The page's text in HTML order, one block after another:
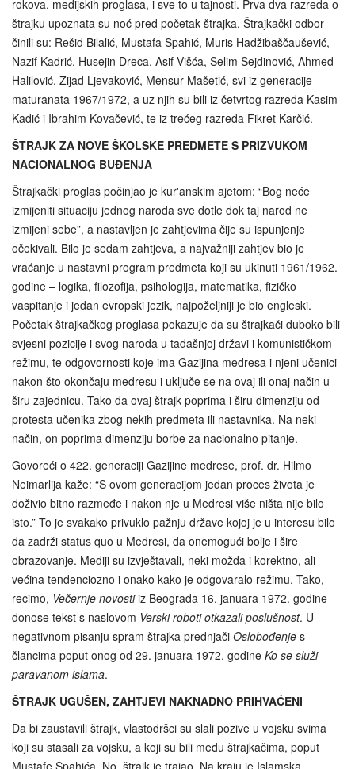
rokova, medijskih proglasa, i sve to u tajnosti. Prva dva razreda o
štrajku upoznata su noć pred početak štrajka. Štrajkački odbor
činili su: Rešid Bilalić, Mustafa Spahić, Muris Hadžibaščaušević,
Nazif Kadrić, Husejin Dreca, Asif Višća, Selim Sejdinović, Ahmed
Halilović, Zijad Ljevaković, Mensur Mašetić, svi iz generacije
maturanata 1967/1972, a uz njih su bili iz četvrtog razreda Kasim
Kadić i Ibrahim Kovačević, te iz trećeg razreda Fikret Karčić.
ŠTRAJK ZA NOVE ŠKOLSKE PREDMETE S PRIZVUKOM
NACIONALNOG BUĐENJA
Štrajkački proglas počinjao je kur'anskim ajetom: “Bog neće
izmijeniti situaciju jednog naroda sve dotle dok taj narod ne
izmijeni sebe”, a nastavljen je zahtjevima čije su ispunjenje
očekivali. Bilo je sedam zahtjeva, a najvažniji zahtjev bio je
vraćanje u nastavni program predmeta koji su ukinuti 1961/1962.
godine – logika, filozofija, psihologija, matematika, fizičko
vaspitanje i jedan evropski jezik, najpoželjniji je bio engleski.
Početak štrajkačkog proglasa pokazuje da su štrajkači duboko bili
svjesni pozicije i svog naroda u tadašnjoj državi i komunističkom
režimu, te odgovornosti koje ima Gazijina medresa i njeni učenici
nakon što okončaju medresu i uključe se na ovaj ili onaj način u
širu zajednicu. Tako da ovaj štrajk poprima i širu dimenziju od
protesta učenika zbog nekih predmeta ili nastavnika. Na neki
način, on poprima dimenziju borbe za nacionalno pitanje.
Govoreći o 422. generaciji Gazijine medrese, prof. dr. Hilmo
Neimarlija kaže: “S ovom generacijom jedan proces života je
doživio bitno razmeđe i nakon nje u Medresi više ništa nije bilo
isto.” To je svakako privuklo pažnju države kojoj je u interesu bilo
da zadrži status quo u Medresi, da onemogući bolje i šire
obrazovanje. Mediji su izvještavali, neki možda i korektno, ali
većina tendenciozno i onako kako je odgovaralo režimu. Tako,
recimo, Večernje novostiiz Beograda 16. januara 1972. godine
donose tekst s naslovom Verski roboti otkazali poslušnost. U
negativnom pisanju spram štrajka prednjači Oslobođenje s
člancima poput onog od 29. januara 1972. godine Ko se služi
paravanom islama.
ŠTRAJK UGUŠEN, ZAHTJEVI NAKNADNO PRIHVAĆENI
Da bi zaustavili štrajk, vlastodršci su slali pozive u vojsku svima
koji su stasali za vojsku, a koji su bili među štrajkačima, poput
Mustafe Spahića. No, štrajk je trajao. Na kraju je Islamska